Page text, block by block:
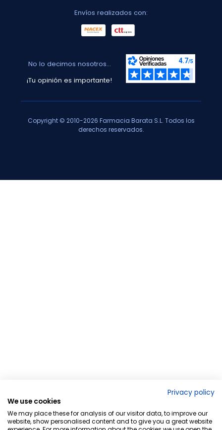
Envíos realizados con:
No lo decimos nosotros...
¡Tu opinión es importante!
Copyright © 2010-2026 Farmacia Barata S.L. Todos los
derechos reservados.
Privacy policy
We use cookies
We may place these for analysis of our visitor data, to improve our
website, show personalised content and to give you a great website